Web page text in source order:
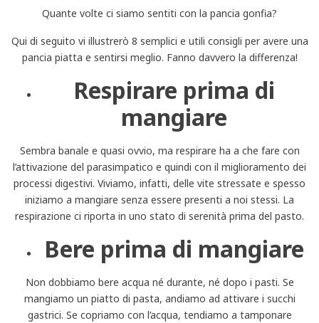
Quante volte ci siamo sentiti con la pancia gonfia?
Qui di seguito vi illustrerò 8 semplici e utili consigli per avere una
pancia piatta e sentirsi meglio. Fanno davvero la differenza!
Respirare prima di
mangiare
Sembra banale e quasi ovvio, ma respirare ha a che fare con
l’attivazione del parasimpatico e quindi con il miglioramento dei
processi digestivi. Viviamo, infatti, delle vite stressate e spesso
iniziamo a mangiare senza essere presenti a noi stessi. La
respirazione ci riporta in uno stato di serenità prima del pasto.
Bere prima di mangiare
Non dobbiamo bere acqua né durante, né dopo i pasti. Se
mangiamo un piatto di pasta, andiamo ad attivare i succhi
gastrici. Se copriamo con l’acqua, tendiamo a tamponare